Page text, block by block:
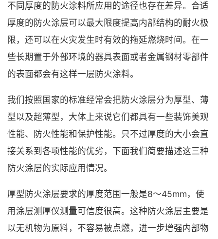
不同厚度的防火涂料所应用的途径也存在差异。合适
厚度的防火涂层可以最大限度提高内部结构的耐火极
限，还可以在火灾发生时有效的拖延燃烧时间。在一
些长期置于外部环境的器具表面或者金属钢材零部件
的表面都会有这样一层防火涂料。
我们按照国家的标准经常会把防火涂层分为厚型、薄
型以及超薄型，大体上来说它们都具有一些装饰美观
性能、防火性能和保护性能。只不过厚度的大小会直
接关系到各项性能的优劣，下面我们简要描述这三种
防火涂层的实际应用情况。
厚型防火涂层要求的厚度范围一般是8～45mm，使
用涂层测厚仪测量可信度很高。这种防火涂层主要是
以无机物为原料，不容易被点燃，进一步增强内部物